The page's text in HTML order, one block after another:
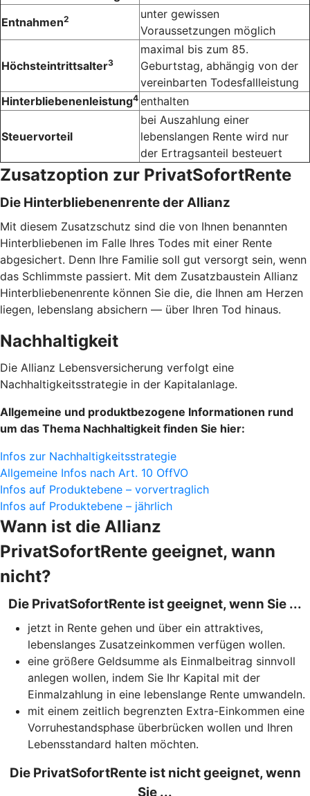
Entnahmen2
unter gewissen
Voraussetzungen möglich
Höchsteintrittsalter3
maximal bis zum 85.
Geburtstag, abhängig von der
vereinbarten Todesfallleistung
Hinterbliebenenleistung4 enthalten
Steuervorteil
bei Auszahlung einer
lebenslangen Rente wird nur
der Ertragsanteil besteuert
Zusatzoption zur PrivatSofortRente
Die Hinterbliebenenrente der Allianz
Mit diesem Zusatzschutz sind die von Ihnen benannten
Hinterbliebenen im Falle Ihres Todes mit einer Rente
abgesichert. Denn Ihre Familie soll gut versorgt sein, wenn
das Schlimmste passiert. Mit dem Zusatzbaustein Allianz
Hinterbliebenenrente können Sie die, die Ihnen am Herzen
liegen, lebenslang absichern — über Ihren Tod hinaus.
Nachhaltigkeit
Die Allianz Lebensversicherung verfolgt eine
Nachhaltigkeitsstrategie in der Kapitalanlage.
Allgemeine und produktbezogene Informationen rund
um das Thema Nachhaltigkeit finden Sie hier:
Infos zur Nachhaltigkeitsstrategie
Allgemeine Infos nach Art. 10 OffVO
Infos auf Produktebene – vorvertraglich
Infos auf Produktebene – jährlich
Wann ist die Allianz
PrivatSofortRente geeignet, wann
nicht?
Die PrivatSofortRente ist geeignet, wenn Sie ...
jetzt in Rente gehen und über ein attraktives,
lebenslanges Zusatzeinkommen verfügen wollen.
eine größere Geldsumme als Einmalbeitrag sinnvoll
anlegen wollen, indem Sie Ihr Kapital mit der
Einmalzahlung in eine lebenslange Rente umwandeln.
mit einem zeitlich begrenzten Extra-Einkommen eine
Vorruhestandsphase überbrücken wollen und Ihren
Lebensstandard halten möchten.
Die PrivatSofortRente ist nicht geeignet, wenn
Sie ...